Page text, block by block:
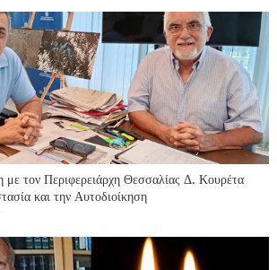
με τον Περιφερειάρχη Θεσσαλίας Δ. Κουρέτα
και την Αυτοδιοίκηση